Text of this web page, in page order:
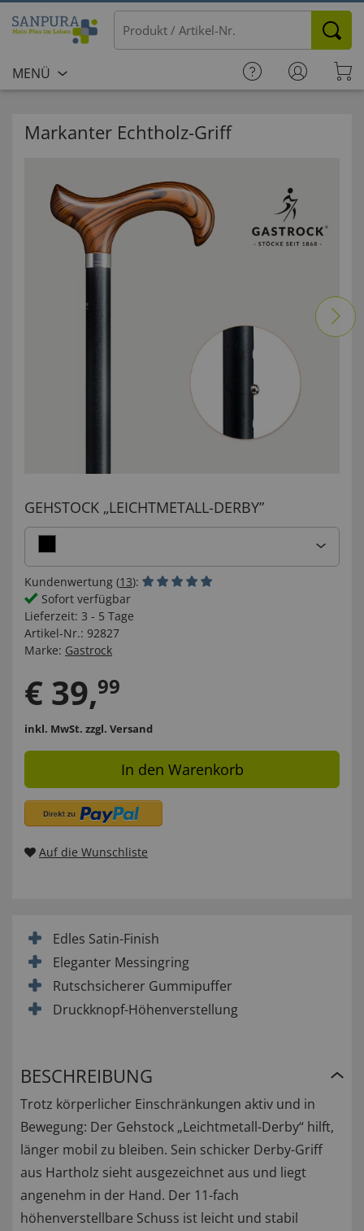
MENÜ
Markanter Echtholz-Griff
GEHSTOCK „LEICHTMETALL-DERBY”
Kundenwertung (13):
Sofort verfügbar
Lieferzeit: 3 - 5 Tage
Artikel-Nr.: 92827
Marke: Gastrock
€ 39,99
inkl. MwSt. zzgl. Versand
In den Warenkorb
Auf die Wunschliste
Edles Satin-Finish
Eleganter Messingring
Rutschsicherer Gummipuffer
Druckknopf-Höhenverstellung
BESCHREIBUNG
Trotz körperlicher Einschränkungen aktiv und in
Bewegung: Der Gehstock „Leichtmetall-Derby“ hilft,
länger mobil zu bleiben. Sein schicker Derby-Griff
aus Hartholz sieht ausgezeichnet aus und liegt
angenehm in der Hand. Der 11-fach
höhenverstellbare Schuss ist leicht und stabil